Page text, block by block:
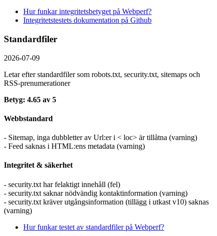
Hur funkar integritetsbetyget på Webperf?
Integritetstestets dokumentation på Github
Standardfiler
2026-07-09
Letar efter standardfiler som robots.txt, security.txt, sitemaps och
RSS-prenumerationer
Betyg: 4.65 av 5
Webbstandard
- Sitemap, inga dubbletter av Url:er i < loc> är tillåtna (varning)
- Feed saknas i HTML:ens metadata (varning)
Integritet & säkerhet
- security.txt har felaktigt innehåll (fel)
- security.txt saknar nödvändig kontaktinformation (varning)
- security.txt kräver utgångsinformation (tillägg i utkast v10) saknas
(varning)
Hur funkar testet av standardfiler på Webperf?